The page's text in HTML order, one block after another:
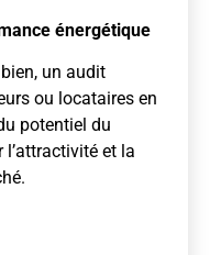
énergétique
un audit
ou locataires en
potentiel du
et la